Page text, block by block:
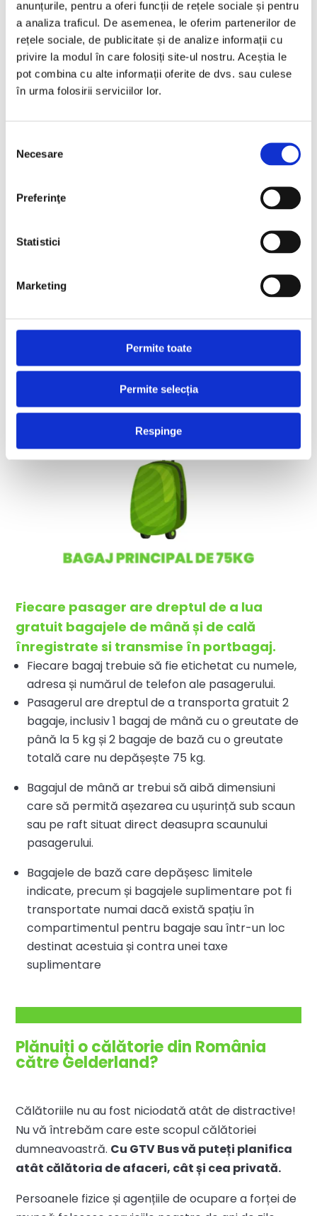
anunțurile, pentru a oferi funcții de rețele sociale și pentru
a analiza traficul. De asemenea, le oferim partenerilor de
rețele sociale, de publicitate și de analize informații cu
privire la modul în care folosiți site-ul nostru. Aceștia le
pot combina cu alte informații oferite de dvs. sau culese
în urma folosirii serviciilor lor.
consimțământului
Necesare
Preferinţe
Statistici
Marketing
Permite toate
Permite selecția
Respinge
Bagajul – transport persoane către
Fiecare pasager are dreptul de a lua
gratuit bagajele de mânăși de cală
înregistrate si transmise în portbagaj.
Fiecare bagaj trebuie să fie etichetat cu numele,
adresa și numărul de telefon ale pasagerului.
Pasagerul are dreptul de a transporta gratuit 2
bagaje, inclusiv 1 bagaj de mână cu o greutate de
până la 5 kg și 2 bagaje de bază cu o greutate
totală care nu depășește 75 kg.
Bagajul de mână ar trebui să aibă dimensiuni
care să permită așezarea cu ușurință sub scaun
sau pe raft situat direct deasupra scaunului
pasagerului.
Bagajele de bază care depășesc limitele
indicate, precum și bagajele suplimentare pot fi
transportate numai dacă există spațiu în
compartimentul pentru bagaje sau într-un loc
destinat acestuia și contra unei taxe
suplimentare
Plănuiți o călătorie din România
către Gelderland?
Călătoriile nu au fost niciodată atât de distractive!
Nu vă întrebăm care este scopul călătoriei
dumneavoastră. Cu GTV Bus vă puteți planifica
atât călătoria de afaceri, cât și cea privată.
Persoanele fizice și agențiile de ocupare a forței de